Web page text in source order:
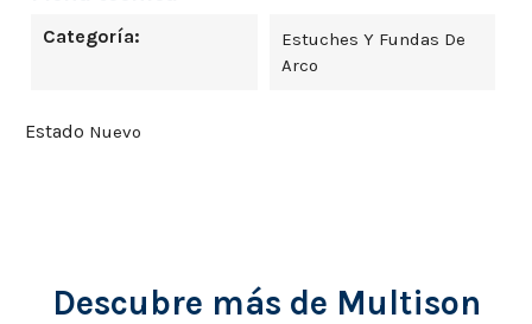
Categoría:
Estuches Y Fundas De
Arco
Estado Nuevo
Descubre más de Multison